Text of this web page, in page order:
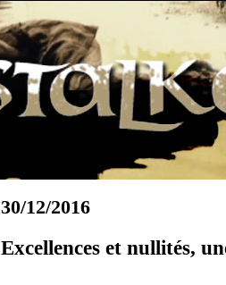
30/12/2016
Excellences et nullités,